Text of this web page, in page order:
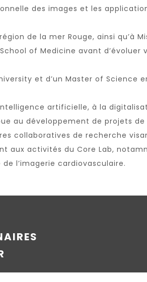
des images et les
de la mer Rouge, ainsi qu’à
of Medicine avant d’évoluer
et d’un Master of Science
artificielle, à la
au développement de projets
collaboratives de recherche
activités du Core Lab,
l’imagerie cardiovasculaire.